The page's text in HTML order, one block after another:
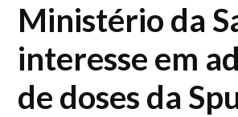
Ministério da
interesse em
de doses da